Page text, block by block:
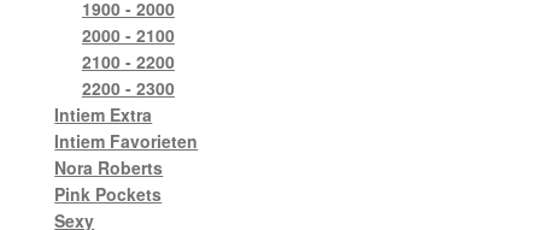
1900 - 2000
2000 - 2100
2100 - 2200
2200 - 2300
Intiem Extra
Intiem Favorieten
Nora Roberts
Pink Pockets
Sexy